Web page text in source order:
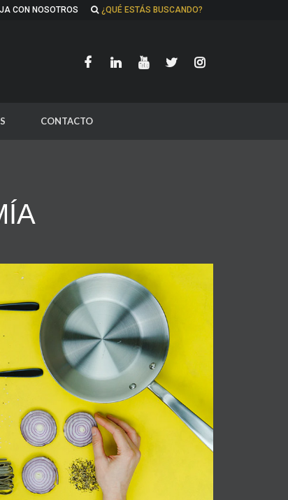
CON NOSOTROS ¿QUÉ ESTÁS BUSCANDO?
CONTACTO